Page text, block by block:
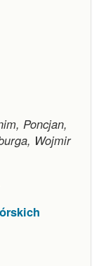
Poncjan,
Wojmir